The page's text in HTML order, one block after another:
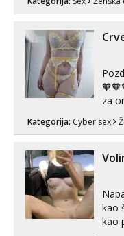
tijelu Iskljucivo neradim
za
ako
😉
Kategorija: Cyber sex
kao
kao